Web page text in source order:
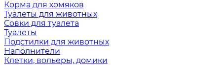
Корма для хомяков
Туалеты для животных
Совки для туалета
Туалеты
Подстилки для животных
Наполнители
Клетки, вольеры, домики